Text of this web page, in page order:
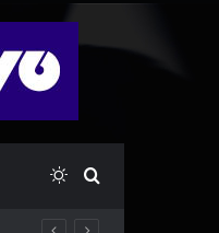
Switch skin
Išči